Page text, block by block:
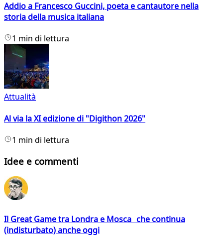
Addio a Francesco Guccini, poeta e cantautore nella
storia della musica italiana
1 min di lettura
Attualità
Al via la XI edizione di "Digithon 2026"
1 min di lettura
Idee e commenti
Il Great Game tra Londra e Mosca che continua
(indisturbato) anche oggi